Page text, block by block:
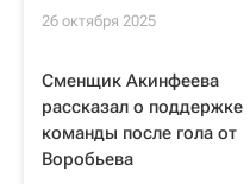
26 октября 2025
Сменщик Акинфеева
рассказал о поддержке
команды после гола от
Воробьева